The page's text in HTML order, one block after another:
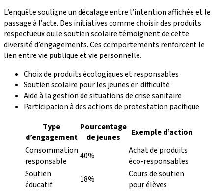
L’enquête souligne un décalage entre l’intention affichée et le
passage à l’acte. Des initiatives comme choisir des produits
respectueux ou le soutien scolaire témoignent de cette
diversité d’engagements. Ces comportements renforcent le
lien entre vie publique et vie personnelle.
Choix de produits écologiques et responsables
Soutien scolaire pour les jeunes en difficulté
Aide à la gestion de situations de crise sanitaire
Participation à des actions de protestation pacifique
Type
d’engagement
Pourcentage
de jeunes
Exemple d’action
Consommation
responsable
40%
Achat de produits
éco-responsables
Soutien
éducatif
18%
Cours de soutien
pour élèves